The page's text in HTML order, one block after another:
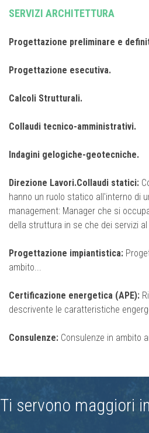
SERVIZI ARCHITETTURA
Progettazione preliminare e
Progettazione esecutiva.
Calcoli Strutturali.
Collaudi tecnico-amministrativi.
Indagini gelogiche-geotecniche.
Direzione Lavori.Collaudi statici:
hanno un ruolo statico all'interno di
management: Manager che si
della struttura in se che dei servizi al
Progettazione impiantistica:
ambito...
Certificazione energetica (APE):
descrivente le caratteristiche
Consulenze: Consulenze in ambito
Ti servono maggiori